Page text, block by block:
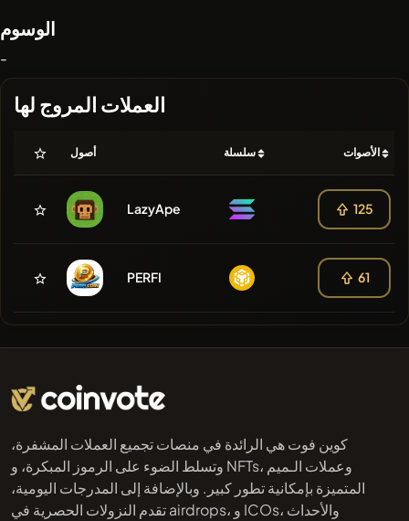
الوسوم
-
العملات المروج لها
أصول سلسلة الأصوات
LazyApe 125
PERFI 61
كوين فوت هي الرائدة في منصات تجميع العملات المشفرة،
وتسلط الضوء على الرموز المبكرة، و NFTs، وعملات الـميم
المتميزة بإمكانية تطور كبير. وبالإضافة إلى المدرجات اليومية،
تقدم النزولات الحصرية في airdrops، و ICOs، والأحداث